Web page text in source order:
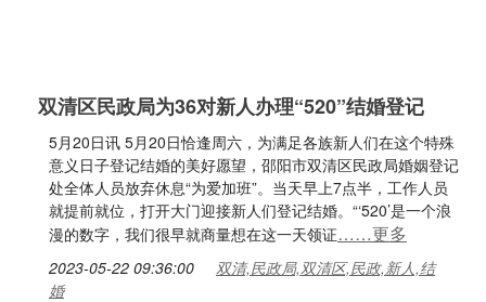
双清区民政局为36对新人办理“520”结婚登记
5月20日讯 5月20日恰逢周六，为满足各族新人们在这个特殊
意义日子登记结婚的美好愿望，邵阳市双清区民政局婚姻登记
处全体人员放弃休息“为爱加班”。当天早上7点半，工作人员
就提前就位，打开大门迎接新人们登记结婚。“‘520’是一个浪
漫的数字，我们很早就商量想在这一天领证……更多
2023-05-22 09:36:00
双清,民政局,双清区,民政,新人,结
婚